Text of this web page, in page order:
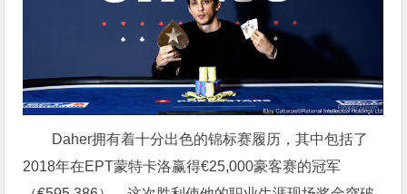
Daher拥有着十分出色的锦标赛履历，其中包括了
2018年在EPT蒙特卡洛赢得€25,000豪客赛的冠军